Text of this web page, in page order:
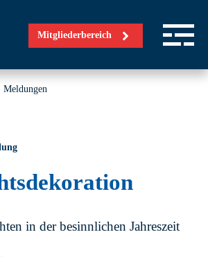
Mitgliederbereich
Meldungen
in der besinnlichen Jahreszeit